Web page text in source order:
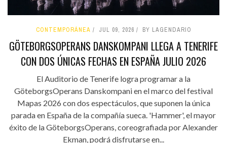
CONTEMPORÁNEA JUL 09, 2026 BY LAGENDARIO
GÖTEBORGSOPERANS DANSKOMPANI LLEGA A TENERIFE
CON DOS ÚNICAS FECHAS EN ESPAÑA JULIO 2026
El Auditorio de Tenerife logra programar a la
GöteborgsOperans Danskompani en el marco del festival
Mapas 2026 con dos espectáculos, que suponen la única
parada en España de la compañía sueca. 'Hammer', el mayor
éxito de la GöteborgsOperans, coreografiada por Alexander
Ekman, podrá disfrutarse en...